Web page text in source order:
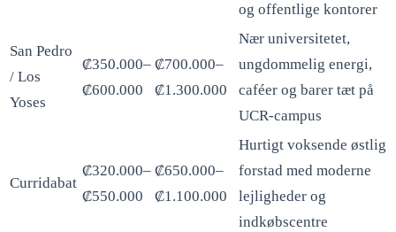
og offentlige kontorer
San Pedro
/ Los
Yoses
₡350.000–
₡600.000
₡700.000–
₡1.300.000
Nær universitetet,
ungdommelig energi,
caféer og barer tæt på
UCR-campus
Curridabat
₡320.000–
₡550.000
₡650.000–
₡1.100.000
Hurtigt voksende østlig
forstad med moderne
lejligheder og
indkøbscentre